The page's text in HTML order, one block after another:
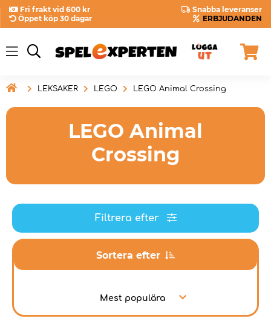
Fri frakt vid 600 kr
Snabba leveranser
Öppet köp 30 dagar
ERBJUDANDEN
 LEKSAKER LEGO LEGO Animal Crossing
LEGO Animal
Crossing
Filtrera efter
Sortera efter
Mest populära